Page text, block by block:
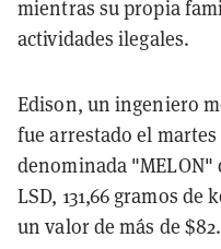
mientras su propia
actividades ilegales.
Edison, un ingeniero
fue arrestado el
denominada "MELON"
LSD, 131,66 gramos
un valor de más de